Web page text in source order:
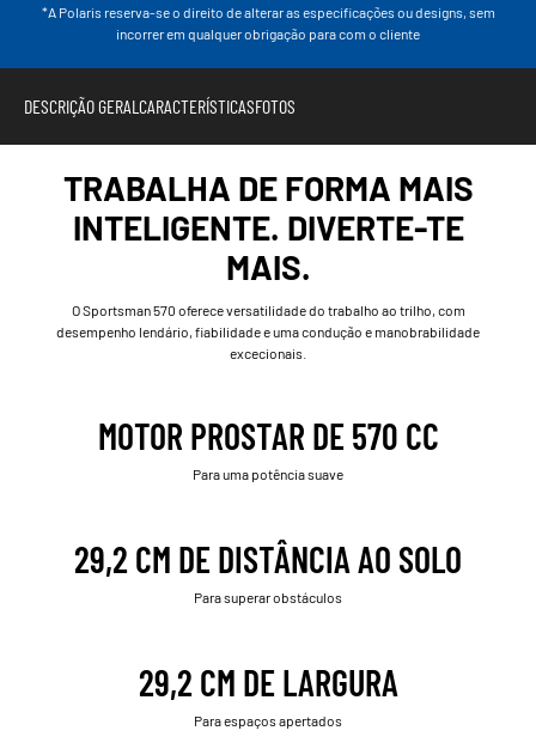
*A Polaris reserva-se o direito de alterar as especificações ou designs, sem
incorrer em qualquer obrigação para com o cliente
DESCRIÇÃO GERALCARACTERÍSTICASFOTOS
TRABALHA DE FORMA MAIS
INTELIGENTE. DIVERTE-TE
MAIS.
O Sportsman 570 oferece versatilidade do trabalho ao trilho, com
desempenho lendário, fiabilidade e uma condução e manobrabilidade
excecionais.
MOTOR PROSTAR DE 570 CC
Para uma potência suave
29,2 CM DE DISTÂNCIA AO SOLO
Para superar obstáculos
29,2 CM DE LARGURA
Para espaços apertados